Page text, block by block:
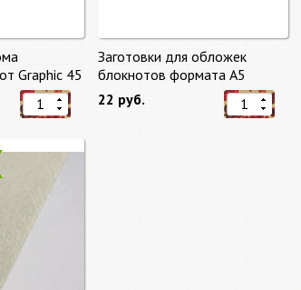
Graphic 45
Заготовки для обложек
блокнотов формата А5
22 руб.